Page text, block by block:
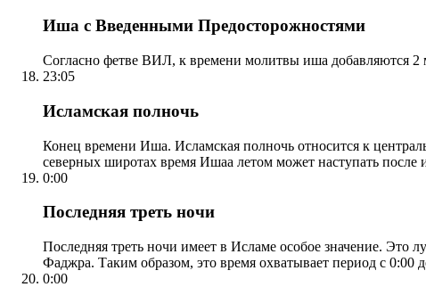
Иша с Введенными Предосторожностями
Согласно фетве ВИЛ, к времени молитвы иша добавляются 2
23:05
Исламская полночь
Конец времени Иша. Исламская полночь относится к
северных широтах время Ишаа летом может наступать
0:00
Последняя треть ночи
Последняя треть ночи имеет в Исламе особое значение. Это
Фаджра. Таким образом, это время охватывает период с 0:00
0:00